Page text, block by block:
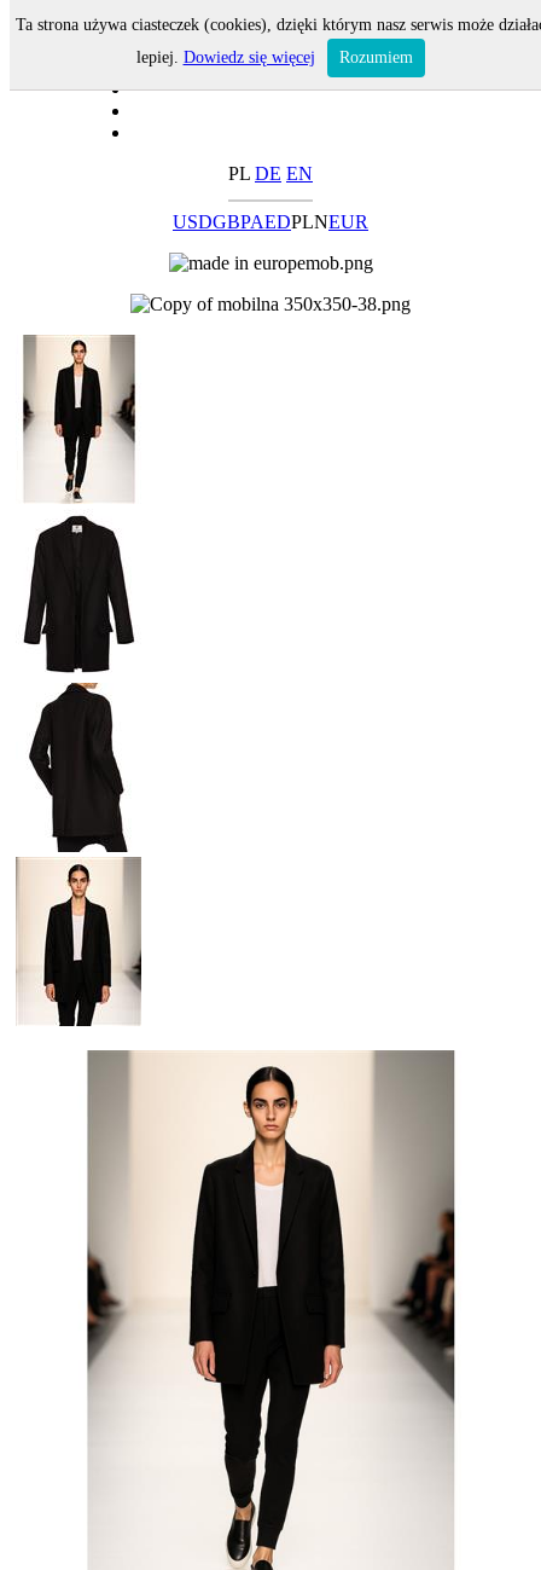
PL DE EN
USDGBPAEDPLNEUR
Ta strona używa ciasteczek (cookies), dzięki którym nasz serwis może
lepiej. Dowiedz się więcej Rozumiem